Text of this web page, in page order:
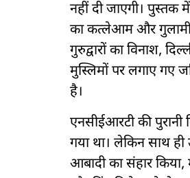
नहीं दी जाएगी। पुस्तक
का कत्लेआम और गुलामी,
गुरुद्वारों का विनाश,
मुस्लिमों पर लगाए गए
है।
एनसीईआरटी की
गया था। लेकिन साथ
आबादी का संहार किया,